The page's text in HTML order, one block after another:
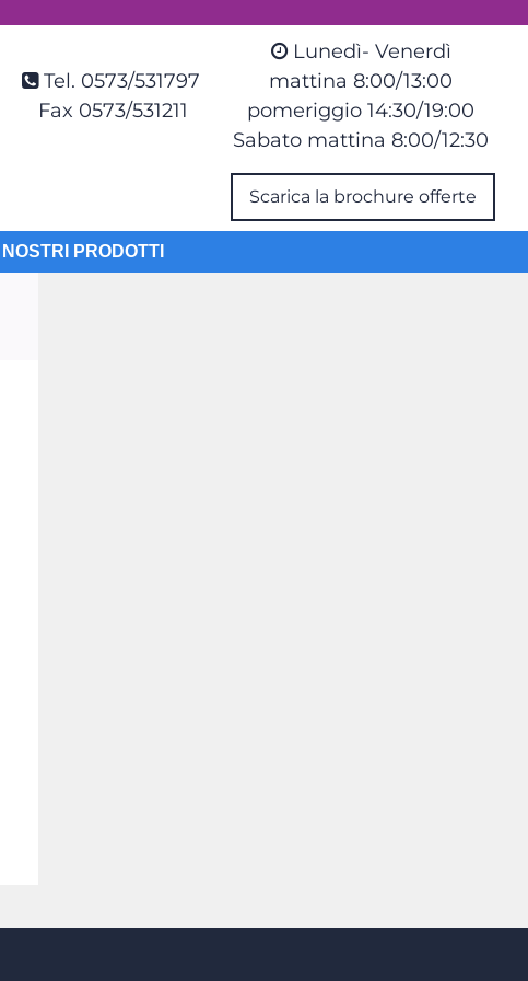
Tel. 0573/531797
Fax 0573/531211
Lunedì- Venerdì
mattina 8:00/13:00
pomeriggio 14:30/19:00
Sabato mattina 8:00/12:30
Scarica la brochure offerte
I NOSTRI PRODOTTI